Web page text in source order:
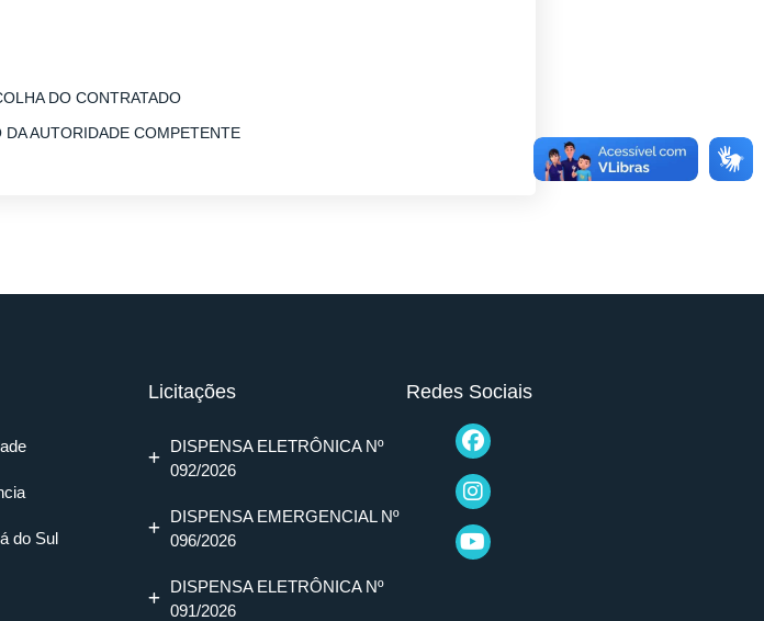
DO CONTRATADO
DA AUTORIDADE COMPETENTE
do Sul
Licitações
DISPENSA ELETRÔNICA Nº
092/2026
DISPENSA EMERGENCIAL Nº
096/2026
DISPENSA ELETRÔNICA Nº
091/2026
Redes Sociais